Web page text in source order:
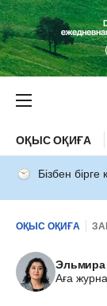
ОҚЫС ОҚИҒА
Бізбен бірге
ОҚЫС ОҚИҒА
Аға